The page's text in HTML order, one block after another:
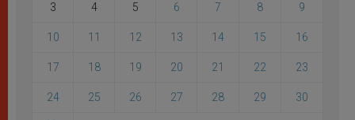
3 4 5 6 7 8 9
10 11 12 13 14 15 16
17 18 19 20 21 22 23
24 25 26 27 28 29 30